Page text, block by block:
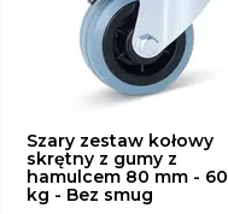
Szary zestaw kołowy
skrętny z gumy z
hamulcem 80 mm - 60
kg - Bez smug